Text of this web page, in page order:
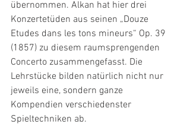
übernommen. Alkan hat hier drei
Konzertetüden aus seinen „Douze
Etudes dans les tons mineurs“ Op. 39
(1857) zu diesem raumsprengenden
Concerto zusammengefasst. Die
Lehrstücke bilden natürlich nicht nur
jeweils eine, sondern ganze
Kompendien verschiedenster
Spieltechniken ab.